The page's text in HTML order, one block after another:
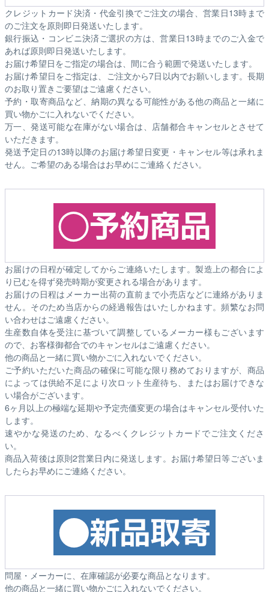
クレジットカード決済・代金引換でご注文の場合、営業日13時まで
のご注文を原則即日発送いたします。
銀行振込・コンビニ決済ご選択の方は、営業日13時までのご入金で
あれば原則即日発送いたします。
お届け希望日をご指定の場合は、間に合う範囲で発送いたします。
お届け希望日をご指定は、ご注文から7日以内でお願いします。長期
のお取り置きご要望はご遠慮ください。
予約・取寄商品など、納期の異なる可能性がある他の商品と一緒に
買い物かごに入れないでください。
万一、発送可能な在庫がない場合は、店舗都合キャンセルとさせて
いただきます。
発送予定日の13時以降のお届け希望日変更・キャンセル等は承れま
せん。ご希望のある場合はお早めにご連絡ください。
お届けの日程が確定してからご連絡いたします。製造上の都合によ
り已むを得ず発売時期が変更される場合があります。
お届けの日程はメーカー出荷の直前まで小売店などに連絡がありま
せん。そのため当店からの経過報告はいたしかねます。頻繁なお問
い合わせはご遠慮ください。
生産数自体を受注に基づいて調整しているメーカー様もございます
ので、お客様御都合でのキャンセルはご遠慮ください。
他の商品と一緒に買い物かごに入れないでください。
ご予約いただいた商品の確保に可能な限り務めておりますが、商品
によっては供給不足により次ロット生産待ち、またはお届けできな
い場合がございます。
6ヶ月以上の極端な延期や予定売価変更の場合はキャンセル受付いた
します。
速やかな発送のため、なるべくクレジットカードでご注文くださ
い。
商品入荷後は原則2営業日内に発送します。お届け希望日等ございま
したらお早めにご連絡ください。
問屋・メーカーに、在庫確認が必要な商品となります。
他の商品と一緒に買い物かごに入れないでください。